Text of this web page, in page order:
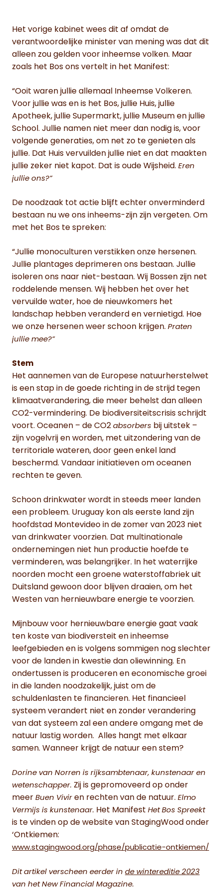
Het vorige kabinet wees dit af omdat de
verantwoordelijke minister van mening was dat dit
alleen zou gelden voor inheemse volken. Maar
zoals het Bos ons vertelt in het Manifest:
“Ooit waren jullie allemaal Inheemse Volkeren.
Voor jullie was en is het Bos, jullie Huis, jullie
Apotheek, jullie Supermarkt, jullie Museum en jullie
School. Jullie namen niet meer dan nodig is, voor
volgende generaties, om net zo te genieten als
jullie. Dat Huis vervuilden jullie niet en dat maakten
jullie zeker niet kapot. Dat is oude Wijsheid. Eren
jullie ons?”
De noodzaak tot actie blijft echter onverminderd
bestaan nu we ons inheems-zijn zijn vergeten. Om
met het Bos te spreken:
“Jullie monoculturen verstikken onze hersenen.
Jullie plantages deprimeren ons bestaan. Jullie
isoleren ons naar niet-bestaan. Wij Bossen zijn net
roddelende mensen. Wij hebben het over het
vervuilde water, hoe de nieuwkomers het
landschap hebben veranderd en vernietigd. Hoe
we onze hersenen weer schoon krijgen. Praten
jullie mee?”
Stem
Het aannemen van de Europese natuurherstelwet
is een stap in de goede richting in de strijd tegen
klimaatverandering, die meer behelst dan alleen
CO2-vermindering. De biodiversiteitscrisis schrijdt
voort. Oceanen – de CO2 absorbers bij uitstek –
zijn vogelvrij en worden, met uitzondering van de
territoriale wateren, door geen enkel land
beschermd. Vandaar initiatieven om oceanen
rechten te geven.
Schoon drinkwater wordt in steeds meer landen
een probleem. Uruguay kon als eerste land zijn
hoofdstad Montevideo in de zomer van 2023 niet
van drinkwater voorzien. Dat multinationale
ondernemingen niet hun productie hoefde te
verminderen, was belangrijker. In het waterrijke
noorden mocht een groene waterstoffabriek uit
Duitsland gewoon door blijven draaien, om het
Westen van hernieuwbare energie te voorzien.
Mijnbouw voor hernieuwbare energie gaat vaak
ten koste van biodiversteit en inheemse
leefgebieden en is volgens sommigen nog slechter
voor de landen in kwestie dan oliewinning. En
ondertussen is produceren en economische groei
in die landen noodzakelijk, juist om de
schuldenlasten te financieren. Het financieel
systeem verandert niet en zonder verandering
van dat systeem zal een andere omgang met de
natuur lastig worden. Alles hangt met elkaar
samen. Wanneer krijgt de natuur een stem?
Dorine van Norren is rijksambtenaar, kunstenaar en
wetenschapper. Zij is gepromoveerd op onder
meer Buen Vivir en rechten van de natuur. Elmo
Vermijs is kunstenaar. Het Manifest Het Bos Spreekt
is te vinden op de website van StagingWood onder
‘Ontkiemen:
www.stagingwood.org/phase/publicatie-ontkiemen/
Dit artikel verscheen eerder in de wintereditie 2023
van het New Financial Magazine.